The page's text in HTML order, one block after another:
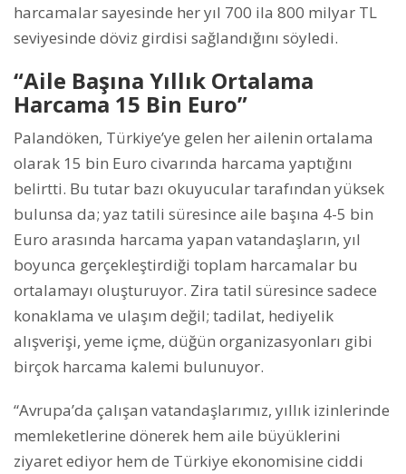
harcamalar sayesinde her yıl 700 ila 800 milyar TL
seviyesinde döviz girdisi sağlandığını söyledi.
“Aile Başına Yıllık Ortalama
Harcama 15 Bin Euro”
Palandöken, Türkiye’ye gelen her ailenin ortalama
olarak 15 bin Euro civarında harcama yaptığını
belirtti. Bu tutar bazı okuyucular tarafından yüksek
bulunsa da; yaz tatili süresince aile başına 4-5 bin
Euro arasında harcama yapan vatandaşların, yıl
boyunca gerçekleştirdiği toplam harcamalar bu
ortalamayı oluşturuyor. Zira tatil süresince sadece
konaklama ve ulaşım değil; tadilat, hediyelik
alışverişi, yeme içme, düğün organizasyonları gibi
birçok harcama kalemi bulunuyor.
“Avrupa’da çalışan vatandaşlarımız, yıllık izinlerinde
memleketlerine dönerek hem aile büyüklerini
ziyaret ediyor hem de Türkiye ekonomisine ciddi